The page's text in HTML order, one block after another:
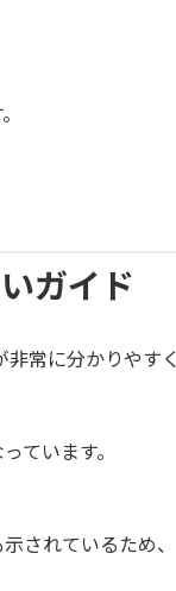
ガイド
常に分かりやすく
ています。
されているため、